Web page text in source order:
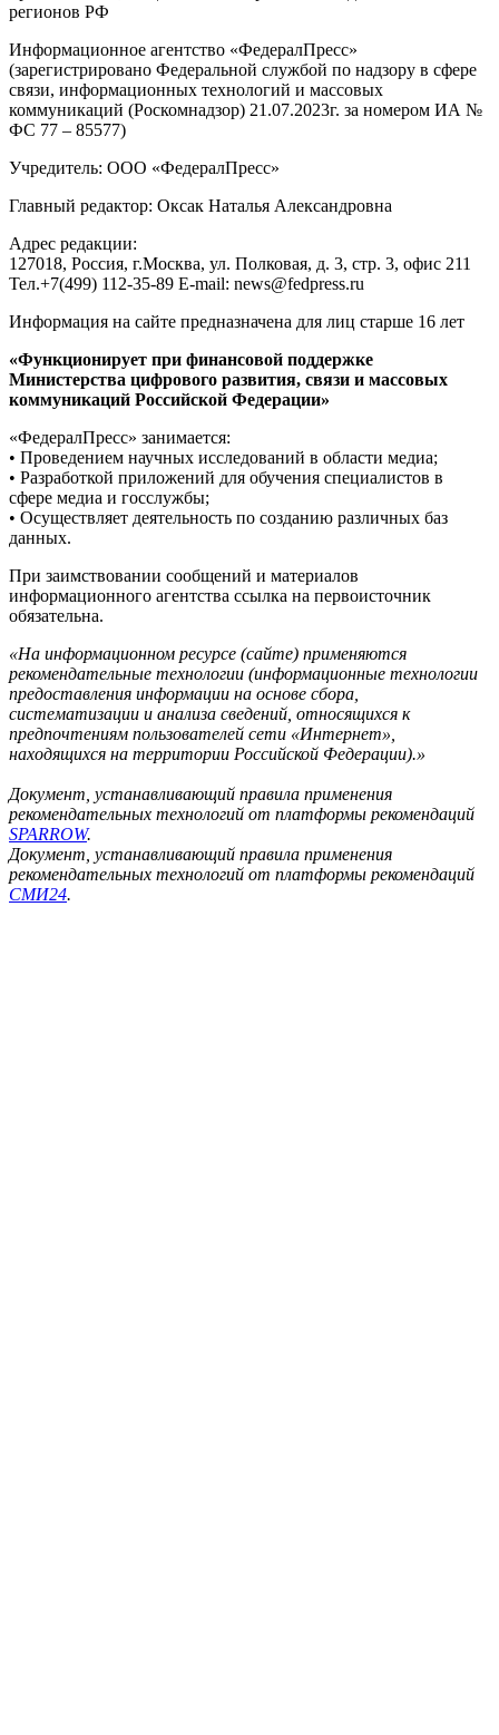
регионов РФ
Информационное агентство «ФедералПресс»
(зарегистрировано Федеральной службой по надзору в сфере
связи, информационных технологий и массовых
коммуникаций (Роскомнадзор) 21.07.2023г. за номером ИА №
ФС 77 – 85577)
Учредитель: ООО «ФедералПресс»
Главный редактор: Оксак Наталья Александровна
Адрес редакции:
127018, Россия, г.Москва, ул. Полковая, д. 3, стр. 3, офис 211
Тел.+7(499) 112-35-89 E-mail: news@fedpress.ru
Информация на сайте предназначена для лиц старше 16 лет
«Функционирует при финансовой поддержке
Министерства цифрового развития, связи и массовых
коммуникаций Российской Федерации»
«ФедералПресс» занимается:
• Проведением научных исследований в области медиа;
• Разработкой приложений для обучения специалистов в
сфере медиа и госслужбы;
• Осуществляет деятельность по созданию различных баз
данных.
При заимствовании сообщений и материалов
информационного агентства ссылка на первоисточник
обязательна.
«На информационном ресурсе (сайте) применяются
рекомендательные технологии (информационные технологии
предоставления информации на основе сбора,
систематизации и анализа сведений, относящихся к
предпочтениям пользователей сети «Интернет»,
находящихся на территории Российской Федерации).»
Документ, устанавливающий правила применения
рекомендательных технологий от платформы рекомендаций
SPARROW.
Документ, устанавливающий правила применения
рекомендательных технологий от платформы рекомендаций
СМИ24.